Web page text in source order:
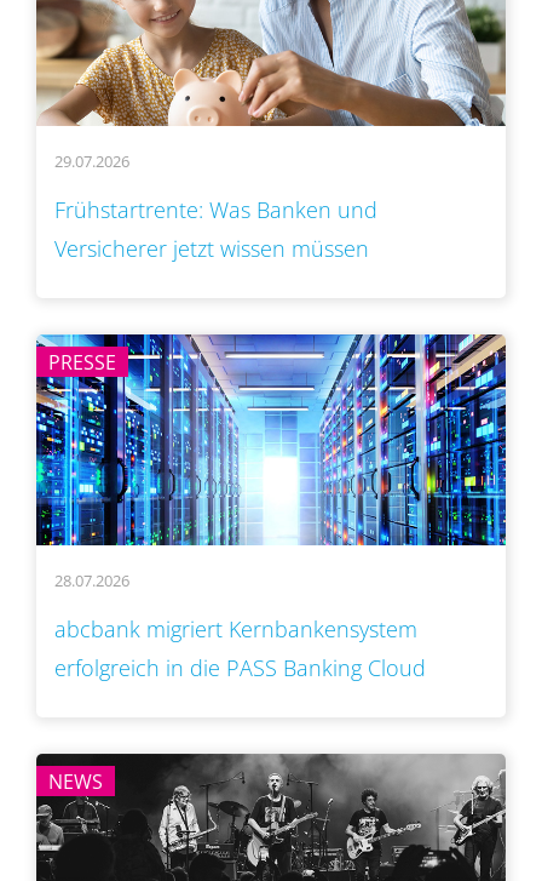
29.07.2026
Frühstartrente: Was Banken und
Versicherer jetzt wissen müssen
PRESSE
28.07.2026
abcbank migriert Kernbankensystem
erfolgreich in die PASS Banking Cloud
NEWS